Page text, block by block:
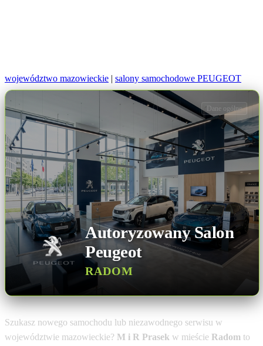
województwo mazowieckie | salony samochodowe PEUGEOT
Autoryzowany Salon
Peugeot
RADOM
Dane ogólne
Szukasz nowego samochodu lub niezawodnego serwisu w
województwie mazowieckie? M i R Prasek w mieście Radom to